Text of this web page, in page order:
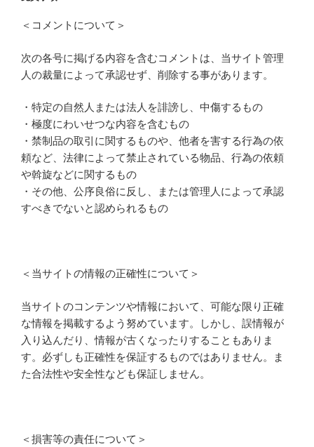
＜コメントについて＞
次の各号に掲げる内容を含むコメントは、当サイト管理
人の裁量によって承認せず、削除する事があります。
・特定の自然人または法人を誹謗し、中傷するもの
・極度にわいせつな内容を含むもの
・禁制品の取引に関するものや、他者を害する行為の依
頼など、法律によって禁止されている物品、行為の依頼
や斡旋などに関するもの
・その他、公序良俗に反し、または管理人によって承認
すべきでないと認められるもの
＜当サイトの情報の正確性について＞
当サイトのコンテンツや情報において、可能な限り正確
な情報を掲載するよう努めています。しかし、誤情報が
入り込んだり、情報が古くなったりすることもありま
す。必ずしも正確性を保証するものではありません。ま
た合法性や安全性なども保証しません。
＜損害等の責任について＞